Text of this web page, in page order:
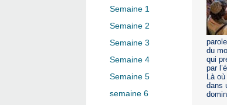
du
qui
par
Là
dans
Semaine 1
Semaine 2
Semaine 3
Semaine 4
Semaine 5
semaine 6